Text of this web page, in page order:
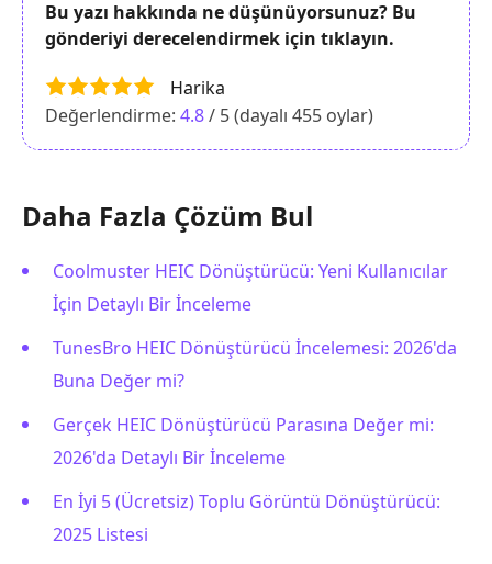
Bu yazı hakkında ne düşünüyorsunuz? Bu
gönderiyi derecelendirmek için tıklayın.
Harika
Değerlendirme: 4.8/ 5 (dayalı 455 oylar)
Daha Fazla Çözüm Bul
Coolmuster HEIC Dönüştürücü: Yeni Kullanıcılar
İçin Detaylı Bir İnceleme
TunesBro HEIC Dönüştürücü İncelemesi: 2026'da
Buna Değer mi?
Gerçek HEIC Dönüştürücü Parasına Değer mi:
2026'da Detaylı Bir İnceleme
En İyi 5 (Ücretsiz) Toplu Görüntü Dönüştürücü:
2025 Listesi